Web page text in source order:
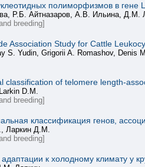
полиморфизмов в гене
Р.Б. Айтназаров, А.В. Ильина, Д.М.
breeding]
Association Study for Cattle
S. Yudin, Grigorii A. Romashov, Denis
classification of telomere length-
D.M.
breeding]
классификация генов,
Ларкин Д.М.
breeding]
к холодному климату у